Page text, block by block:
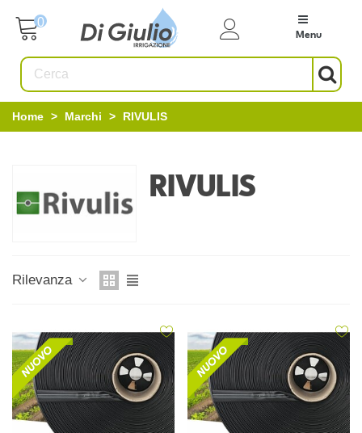
0
Menu
Home > Marchi > RIVULIS
RIVULIS
Rilevanza